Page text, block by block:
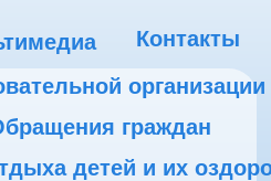
Контакты
организации
граждан
детей и их